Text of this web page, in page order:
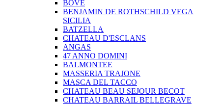
BOVE
BENJAMIN DE ROTHSCHILD VEGA
SICILIA
BATZELLA
CHATEAU D'ESCLANS
ANGAS
47 ANNO DOMINI
BALMONTEE
MASSERIA TRAJONE
MASCA DEL TACCO
CHATEAU BEAU SEJOUR BECOT
CHATEAU BARRAIL BELLEGRAVE